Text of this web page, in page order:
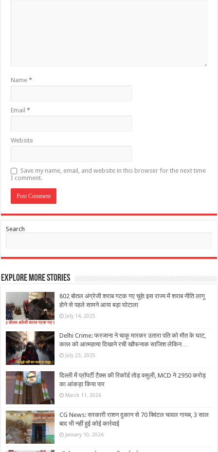
Name*
Email*
Website
Save my name, email, and website in this browser for the next time
I comment.
Search
Explore More Stories
802 बोतल अंग्रेजी शराब गटक गए चूहे! इस राज्य में शराब नीति लागू
होने से पहले सामने आया बड़ा घोटाला
July 14, 2025
Delhi Crime: फरजाना ने चाकू मारकर उतारा पति को मौत के घाट,
कत्ल को आत्महत्या दिखाने रची खौफनाक साजिश लेकिन…
July 23, 2025
दिल्ली में प्रॉपर्टी टैक्स की रिकॉर्ड तोड़ वसूली, MCD ने 2950 करोड़
का आंकड़ा किया पार
March 11, 2026
CG News: सरकारी राशन दुकान से 70 क्विंटल चावल गायब, 3 साल
बाद भी नहीं हुई कोई कार्रवाई
January 10, 2026